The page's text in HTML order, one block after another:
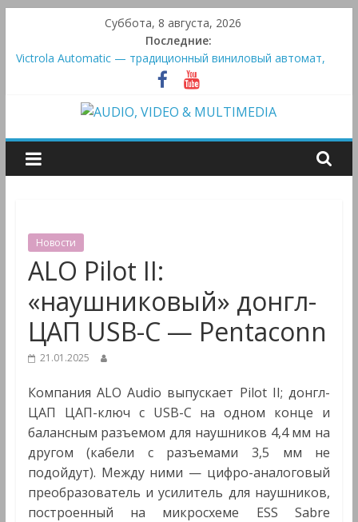
content
Суббота, 8 августа, 2026
Последние:
Victrola Automatic — традиционный виниловый автомат,
Активная система Meridian Ellipse: платформа R2 Electronics
Platform и программное ядро Atlas Ellipse
крикливые и выносливые
Преамп Schiit Saga 2: лестничная громкость, пассивный или
активный класс А
AUDIO,
VIDEO
&
MULTIMEDIA
Аудио,
Видео
Мультимедиа
Новости
ALO Pilot II:
«наушниковый» донгл-
ЦАП USB-C — Pentaconn
21.01.2025
Компания ALO Audio выпускает Pilot II; донгл-
ЦАП ЦАП-ключ с USB-C на одном конце и
балансным разъемом для наушников 4,4 мм на
другом (кабели с разъемами 3,5 мм не
подойдут). Между ними — цифро-аналоговый
преобразователь и усилитель для наушников,
построенный на микросхеме ESS Sabre